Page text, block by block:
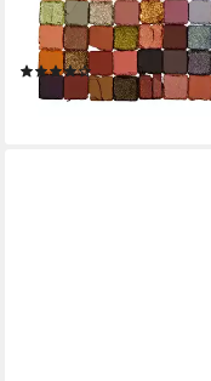
PALETTE, mit intensiven
Farbtönen
(6)
ab 39,99 €